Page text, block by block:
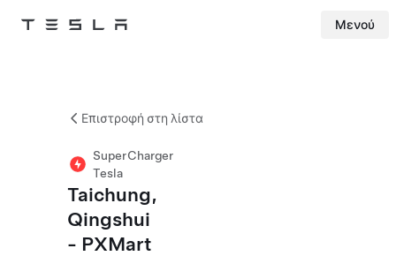
Tesla Μενού
Επιστροφή στη λίστα
SuperCharger
Tesla
Taichung,
Qingshui
- PXMart